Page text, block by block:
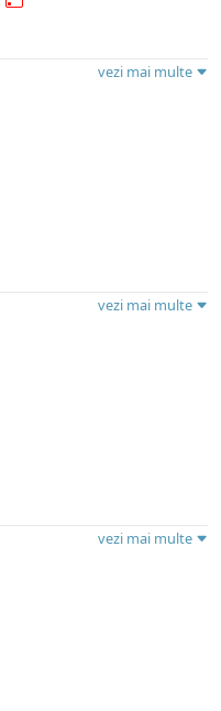
vezi mai multe
vezi mai multe
vezi mai multe